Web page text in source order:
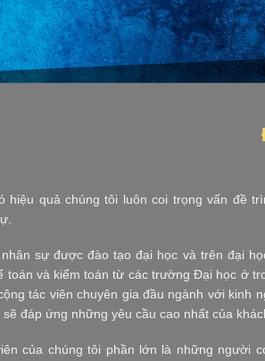
hiệu quả chúng tôi luôn coi trọng vấn đề
sự được đào tạo đại học và trên đại
toán và kiểm toán từ các trường Đại học ở
tác viên chuyên gia đầu ngành với kinh
đáp ứng những yêu cầu cao nhất của
của chúng tôi phần lớn là những người